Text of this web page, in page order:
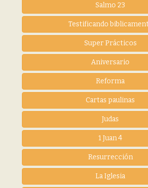
Salmo 23
Testificando
Super Prácticos
Aniversario
Reforma
Cartas paulinas
Judas
1 Juan 4
Resurrección
La Iglesia